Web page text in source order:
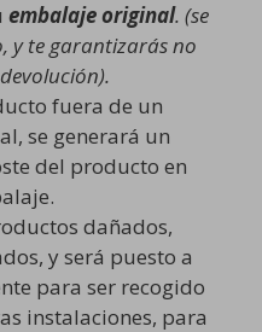
embalaje original. (se
y te garantizarás no
fuera de un
se generará un
del producto en
dañados,
y será puesto a
para ser recogido
instalaciones, para